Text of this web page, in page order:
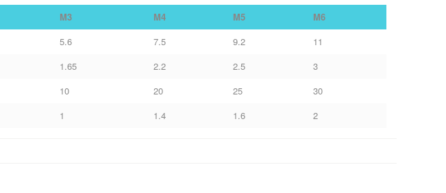
M3 M4 M5
M6
5.6 7.5 9.2
11
1.65 2.2 2.5
3
10 20 25
30
1 1.4 1.6 2